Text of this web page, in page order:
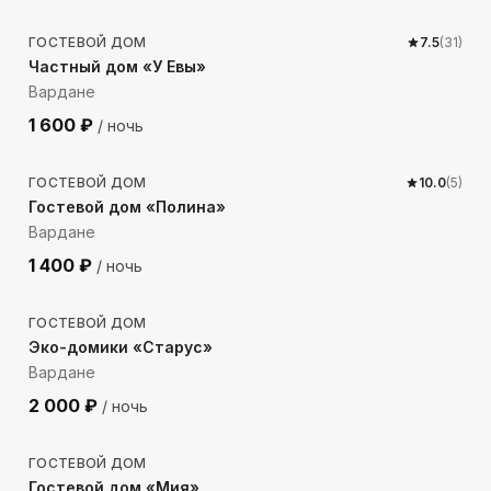
ГОСТЕВОЙ ДОМ 7.5(31)
Частный дом «У Евы»
Вардане
1 600 ₽ / ночь
383м до моря
ГОСТЕВОЙ ДОМ 10.0(5)
Гостевой дом «Полина»
Вардане
1 400 ₽ / ночь
369 м до моря
ГОСТЕВОЙ ДОМ
Эко-домики «Старус»
Вардане
2 000 ₽ / ночь
989м до моря
ГОСТЕВОЙ ДОМ
Гостевой дом «Мия»